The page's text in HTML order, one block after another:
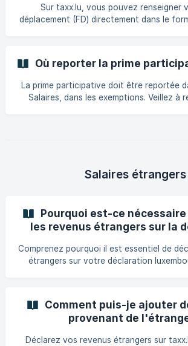
sur demande :
Sur taxx.lu, vous pouvez renseigner
déplacement (FD) directement dans le
de rémunération » délivré par votre
montant correspond au forfait
fonction de la distance entre votre
de travail, et il est déjà pris en
Où reporter la prime
La prime participative doit être reportée
Salaires, dans les exemptions. Veillez à
Salaires étrangers
Pourquoi est-ce
les revenus étrangers sur la
Comprenez pourquoi il est essentiel de
étrangers sur votre déclaration
Comment puis-je ajouter
provenant de
Déclarez vos revenus étrangers sur